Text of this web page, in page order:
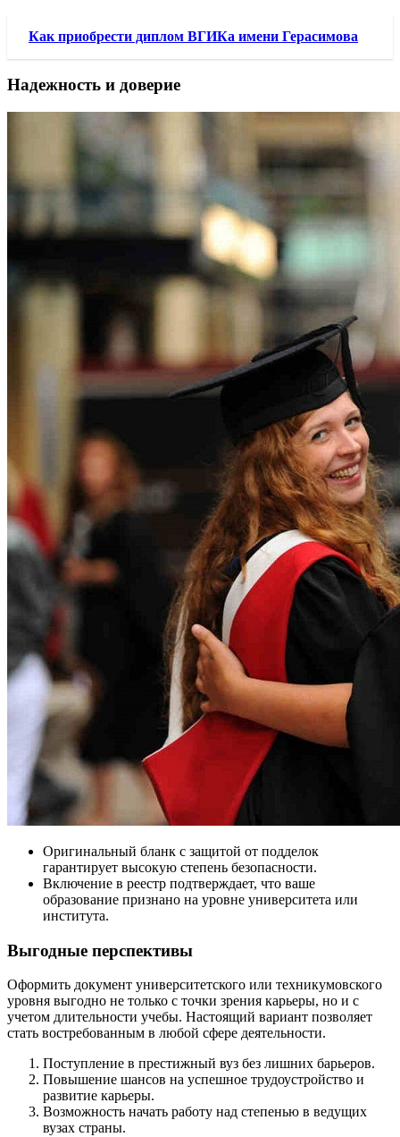
Как приобрести диплом ВГИКа имени Герасимова
Надежность и доверие
Оригинальный бланк с защитой от подделок
гарантирует высокую степень безопасности.
Включение в реестр подтверждает, что ваше
образование признано на уровне университета или
института.
Выгодные перспективы
Оформить документ университетского или техникумовского
уровня выгодно не только с точки зрения карьеры, но и с
учетом длительности учебы. Настоящий вариант позволяет
стать востребованным в любой сфере деятельности.
Поступление в престижный вуз без лишних барьеров.
Повышение шансов на успешное трудоустройство и
развитие карьеры.
Возможность начать работу над степенью в ведущих
вузах страны.